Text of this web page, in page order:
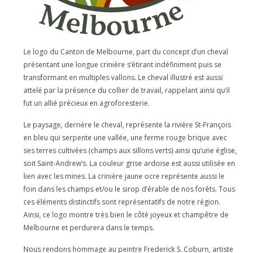
Le logo du Canton de Melbourne, part du concept d’un cheval
présentant une longue crinière s’étirant indéfiniment puis se
transformant en multiples vallons. Le cheval illustré est aussi
attelé par la présence du collier de travail, rappelant ainsi qu’il
fut un allié précieux en agroforesterie.
Le paysage, derrière le cheval, représente la rivière St-François
en bleu qui serpente une vallée, une ferme rouge brique avec
ses terres cultivées (champs aux sillons verts) ainsi qu’une église,
soit Saint-Andrew’s. La couleur grise ardoise est aussi utilisée en
lien avec les mines. La crinière jaune ocre représente aussi le
foin dans les champs et/ou le sirop d’érable de nos forêts. Tous
ces éléments distinctifs sont représentatifs de notre région.
Ainsi, ce logo montre très bien le côté joyeux et champêtre de
Melbourne et perdurera dans le temps.
Nous rendons hommage au peintre Frederick S. Coburn, artiste